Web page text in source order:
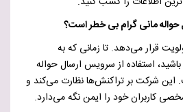
حواله مانی گرام بی خطر است؟
قرار می‌دهد. تا زمانی که به
استفاده از سرویس ارسال حواله
این شرکت بر تراکنش‌ها نظارت می‌کند و
کاربران خود را ایمن نگه می‌دارد.